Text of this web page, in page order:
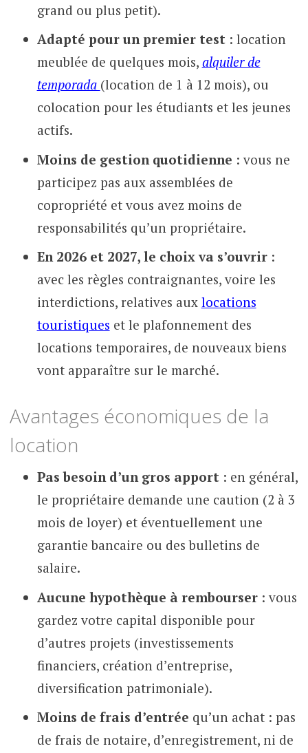
grand ou plus petit).
Adapté pour un premier test: location
meublée de quelques mois, alquiler de
temporada (location de 1 à 12 mois), ou
colocation pour les étudiants et les jeunes
actifs.
Moins de gestion quotidienne : vous ne
participez pas aux assemblées de
copropriété et vous avez moins de
responsabilités qu’un propriétaire.
En 2026 et 2027, le choix va s’ouvrir:
avec les règles contraignantes, voire les
interdictions, relatives aux locations
touristiques et le plafonnement des
locations temporaires, de nouveaux biens
vont apparaître sur le marché.
Avantages économiques de la
location
Pas besoin d’un gros apport: en général,
le propriétaire demande une caution (2 à 3
mois de loyer) et éventuellement une
garantie bancaire ou des bulletins de
salaire.
Aucune hypothèque à rembourser: vous
gardez votre capital disponible pour
d’autres projets (investissements
financiers, création d’entreprise,
diversification patrimoniale).
Moins de frais d’entrée qu’un achat : pas
de frais de notaire, d’enregistrement, ni de